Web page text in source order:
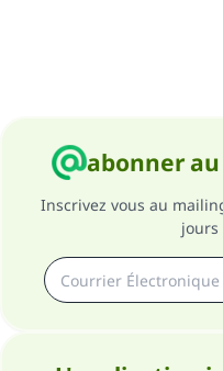
abonner
Inscrivez vous au
jours